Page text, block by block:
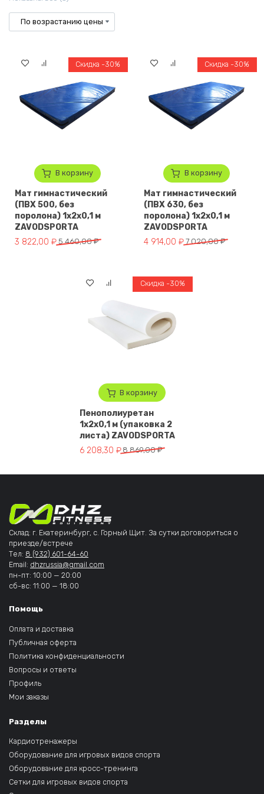
В корзину
Скидка -30%
Мат гимнастический
(ПВХ 500, без
поролона) 1x2x0,1 м
ZAVODSPORTA
5 460,00₽
Первоначальная цена составляла 5 460,00 ₽.
3 822,00 ₽
Текущая цена: 3 822,00 ₽.
В корзину
Скидка -30%
Мат гимнастический
(ПВХ 630, без
поролона) 1x2x0,1 м
ZAVODSPORTA
7 020,00₽
Первоначальная цена
4 914,00 ₽
Текущая цена: 4 914,00 ₽.
В корзину
Скидка -30%
Пенополиуретан
1x2x0,1 м (упаковка 2
листа) ZAVODSPORTA
8 869,00₽
Первоначальная цена составляла 8 869,00 ₽.
6 208,30 ₽
Текущая цена: 6 208,30 ₽.
Склад: г. Екатеринбург, с. Горный Щит. За сутки договориться о
приезде/встрече
Тел: 8 (932) 601-64-60
Email: dhzrussia@gmail.com
пн-пт: 10:00 — 20:00
сб-вс: 11:00 — 18:00
Помощь
Оплата и доставка
Публичная оферта
Политика конфиденциальности
Вопросы и ответы
Профиль
Мои заказы
Разделы
Кардиотренажеры
Оборудование для игровых видов спорта
Оборудование для кросс-тренинга
Сетки для игровых видов спорта